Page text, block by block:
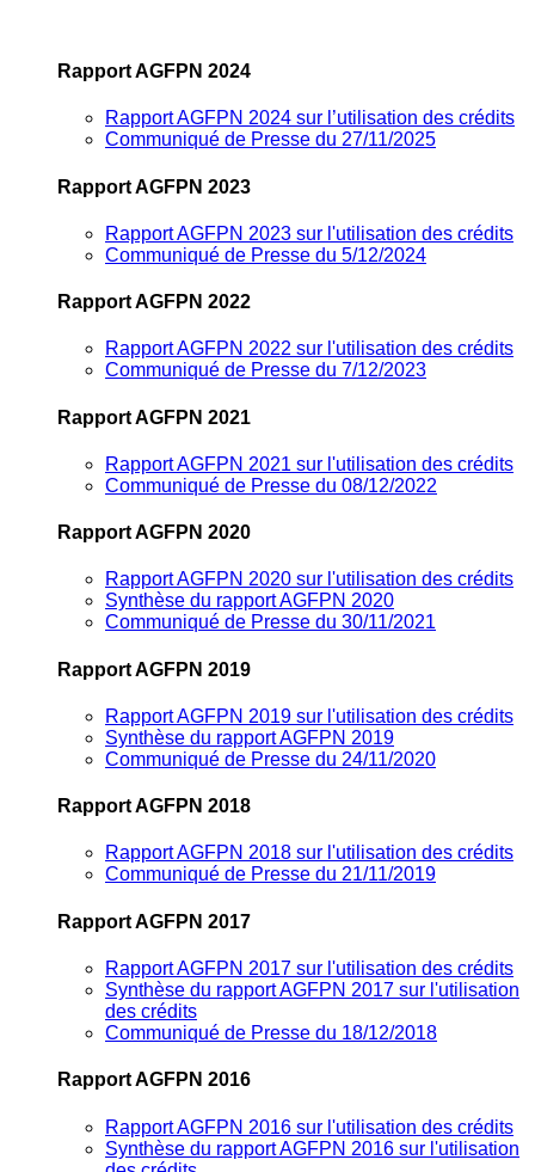
Rapport AGFPN 2024
Rapport AGFPN 2024 sur l’utilisation des crédits
Communiqué de Presse du 27/11/2025
Rapport AGFPN 2023
Rapport AGFPN 2023 sur l'utilisation des crédits
Communiqué de Presse du 5/12/2024
Rapport AGFPN 2022
Rapport AGFPN 2022 sur l'utilisation des crédits
Communiqué de Presse du 7/12/2023
Rapport AGFPN 2021
Rapport AGFPN 2021 sur l'utilisation des crédits
Communiqué de Presse du 08/12/2022
Rapport AGFPN 2020
Rapport AGFPN 2020 sur l'utilisation des crédits
Synthèse du rapport AGFPN 2020
Communiqué de Presse du 30/11/2021
Rapport AGFPN 2019
Rapport AGFPN 2019 sur l'utilisation des crédits
Synthèse du rapport AGFPN 2019
Communiqué de Presse du 24/11/2020
Rapport AGFPN 2018
Rapport AGFPN 2018 sur l'utilisation des crédits
Communiqué de Presse du 21/11/2019
Rapport AGFPN 2017
Rapport AGFPN 2017 sur l'utilisation des crédits
Synthèse du rapport AGFPN 2017 sur l'utilisation
des crédits
Communiqué de Presse du 18/12/2018
Rapport AGFPN 2016
Rapport AGFPN 2016 sur l'utilisation des crédits
Synthèse du rapport AGFPN 2016 sur l'utilisation